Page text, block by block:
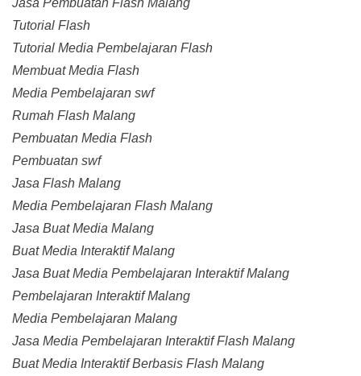
Jasa Pembuatan Flash Malang
Tutorial Flash
Tutorial Media Pembelajaran Flash
Membuat Media Flash
Media Pembelajaran swf
Rumah Flash Malang
Pembuatan Media Flash
Pembuatan swf
Jasa Flash Malang
Media Pembelajaran Flash Malang
Jasa Buat Media Malang
Buat Media Interaktif Malang
Jasa Buat Media Pembelajaran Interaktif Malang
Pembelajaran Interaktif Malang
Media Pembelajaran Malang
Jasa Media Pembelajaran Interaktif Flash Malang
Buat Media Interaktif Berbasis Flash Malang